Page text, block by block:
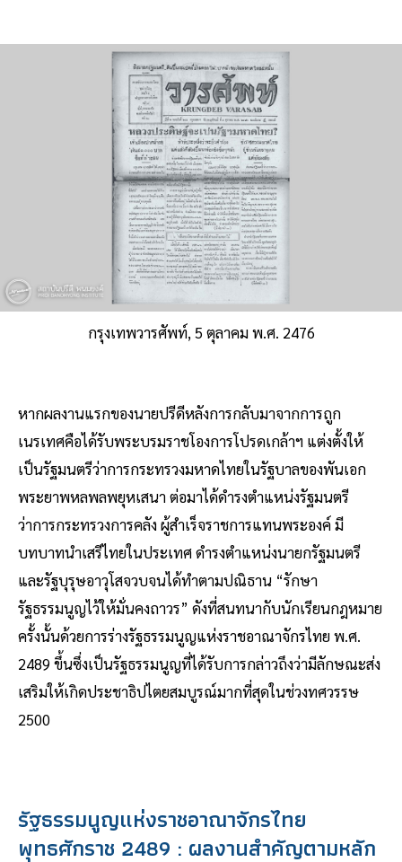
กรุงเทพวารศัพท์, 5 ตุลาคม พ.ศ. 2476
หากผลงานแรกของนายปรีดีหลังการกลับมาจากการถูก
เนรเทศคือได้รับพระบรมราชโองการโปรดเกล้าฯ แต่งตั้งให้
เป็นรัฐมนตรีว่าการกระทรวงมหาดไทยในรัฐบาลของพันเอก
พระยาพหลพลพยุหเสนา ต่อมาได้ดำรงตำแหน่งรัฐมนตรี
ว่าการกระทรวงการคลัง ผู้สำเร็จราชการแทนพระองค์ มี
บทบาทนำเสรีไทยในประเทศ ดำรงตำแหน่งนายกรัฐมนตรี
และรัฐบุรุษอาวุโสจวบจนได้ทำตามปณิธาน “รักษา
รัฐธรรมนูญไว้ให้มั่นคงถาวร” ดังที่สนทนากับนักเรียนกฎหมาย
ครั้งนั้นด้วยการร่างรัฐธรรมนูญแห่งราชอาณาจักรไทย พ.ศ.
2489 ขึ้นซึ่งเป็นรัฐธรรมนูญที่ได้รับการกล่าวถึงว่ามีลักษณะส่ง
เสริมให้เกิดประชาธิปไตยสมบูรณ์มากที่สุดในช่วงทศวรรษ
2500
รัฐธรรมนูญแห่งราชอาณาจักรไทย
พุทธศักราช 2489 : ผลงานสำคัญตามหลัก